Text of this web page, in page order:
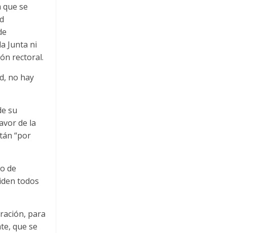
se
Junta ni
rectoral.
no hay
su
de la
“por
de
todos
para
que se